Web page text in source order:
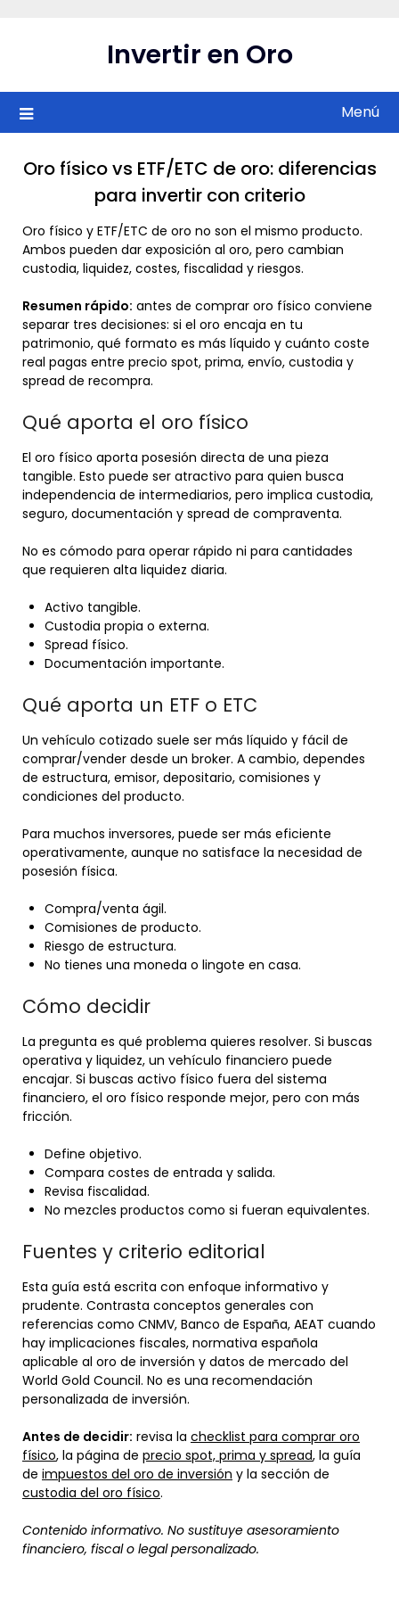
Invertir en Oro
Menú
Oro físico vs ETF/ETC de oro: diferencias
para invertir con criterio
Oro físico y ETF/ETC de oro no son el mismo producto.
Ambos pueden dar exposición al oro, pero cambian
custodia, liquidez, costes, fiscalidad y riesgos.
Resumen rápido: antes de comprar oro físico conviene
separar tres decisiones: si el oro encaja en tu
patrimonio, qué formato es más líquido y cuánto coste
real pagas entre precio spot, prima, envío, custodia y
spread de recompra.
Qué aporta el oro físico
El oro físico aporta posesión directa de una pieza
tangible. Esto puede ser atractivo para quien busca
independencia de intermediarios, pero implica custodia,
seguro, documentación y spread de compraventa.
No es cómodo para operar rápido ni para cantidades
que requieren alta liquidez diaria.
Activo tangible.
Custodia propia o externa.
Spread físico.
Documentación importante.
Qué aporta un ETF o ETC
Un vehículo cotizado suele ser más líquido y fácil de
comprar/vender desde un broker. A cambio, dependes
de estructura, emisor, depositario, comisiones y
condiciones del producto.
Para muchos inversores, puede ser más eficiente
operativamente, aunque no satisface la necesidad de
posesión física.
Compra/venta ágil.
Comisiones de producto.
Riesgo de estructura.
No tienes una moneda o lingote en casa.
Cómo decidir
La pregunta es qué problema quieres resolver. Si buscas
operativa y liquidez, un vehículo financiero puede
encajar. Si buscas activo físico fuera del sistema
financiero, el oro físico responde mejor, pero con más
fricción.
Define objetivo.
Compara costes de entrada y salida.
Revisa fiscalidad.
No mezcles productos como si fueran equivalentes.
Fuentes y criterio editorial
Esta guía está escrita con enfoque informativo y
prudente. Contrasta conceptos generales con
referencias como CNMV, Banco de España, AEAT cuando
hay implicaciones fiscales, normativa española
aplicable al oro de inversión y datos de mercado del
World Gold Council. No es una recomendación
personalizada de inversión.
Antes de decidir: revisa la checklist para comprar oro
físico, la página de precio spot, prima y spread, la guía
de impuestos del oro de inversión y la sección de
custodia del oro físico.
Contenido informativo. No sustituye asesoramiento
financiero, fiscal o legal personalizado.